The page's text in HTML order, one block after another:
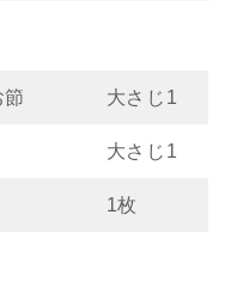
大さじ1
大さじ1
1枚